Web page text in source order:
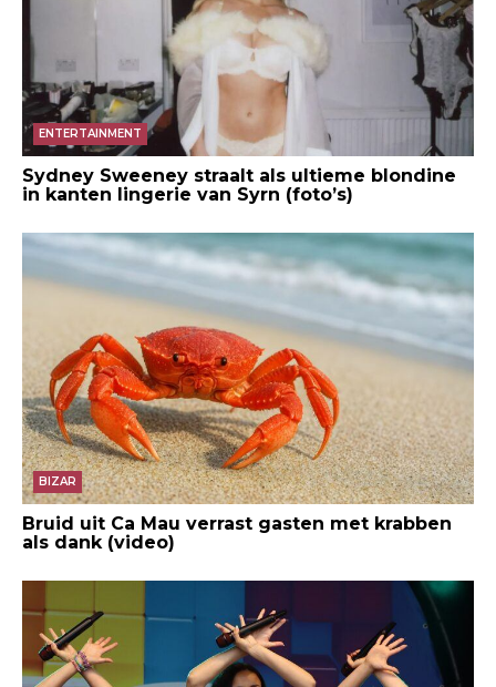
ENTERTAINMENT
Sydney Sweeney straalt als ultieme blondine
in kanten lingerie van Syrn (foto’s)
BIZAR
Bruid uit Ca Mau verrast gasten met krabben
als dank (video)